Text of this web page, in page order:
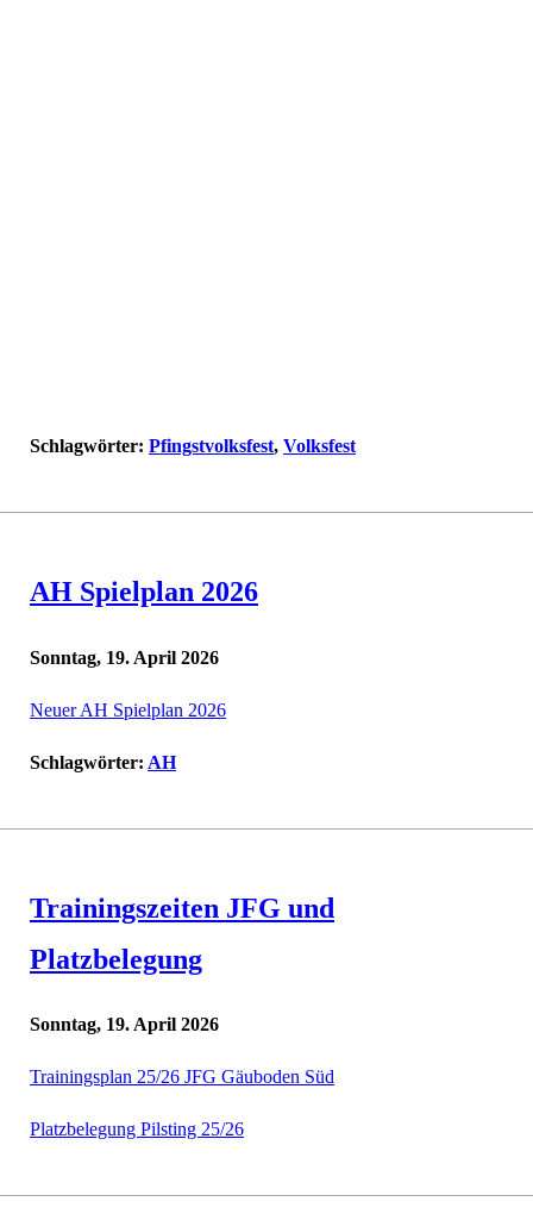
Schlagwörter: Pfingstvolksfest, Volksfest
AH Spielplan 2026
Sonntag, 19. April 2026
Neuer AH Spielplan 2026
Schlagwörter: AH
Trainingszeiten JFG und
Platzbelegung
Sonntag, 19. April 2026
Trainingsplan 25/26 JFG Gäuboden Süd
Platzbelegung Pilsting 25/26